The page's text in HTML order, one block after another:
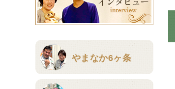
やまなか6ヶ条